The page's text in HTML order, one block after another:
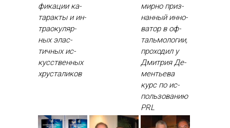
фика­ции ка­
тарак­ты и ин­
тра­оку­ляр­
ных элас­
тичных ис­
кусс­твен­ных
хрус­та­ликов
мир­но приз­
нанный ин­но­
ватор в оф­
таль­мо­логии,
про­ходил у
Дмит­рия Де­
менть­ева
курс по ис­
поль­зо­ванию
PRL